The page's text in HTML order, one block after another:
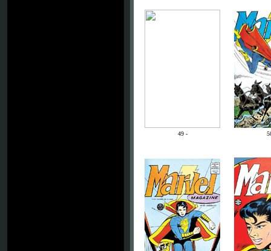
49 -